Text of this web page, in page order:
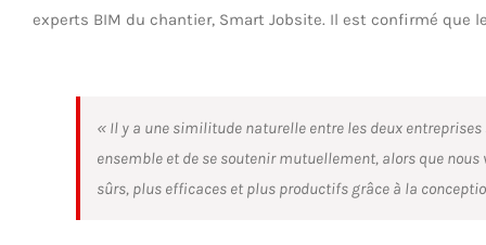
experts BIM du chantier, Smart Jobsite. Il est confirmé que
« Il y a une similitude naturelle entre les deux
ensemble et de se soutenir mutuellement, alors que
sûrs, plus efficaces et plus productifs grâce à la